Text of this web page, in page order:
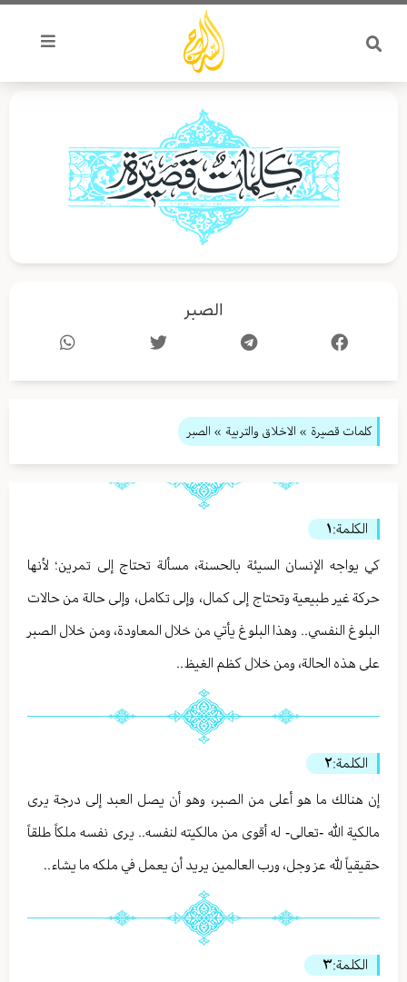
تخطي
المحتوى
الصبر
كلمات قصيرة » الاخلاق والتربية » الصبر
الكلمة:١
كي يواجه الإنسان السيئة بالحسنة، مسألة تحتاج إلى تمرين؛ لأنها
حركة غير طبيعية وتحتاج إلى كمال، وإلى تكامل، وإلى حالة من حالات
البلوغ النفسي.. وهذا البلوغ يأتي من خلال المعاودة، ومن خلال الصبر
على هذه الحالة، ومن خلال كظم الغيظ..
الكلمة:٢
إن هنالك ما هو أعلى من الصبر، وهو أن يصل العبد إلى درجة يرى
مالكية الله -تعالى- له أقوى من مالكيته لنفسه.. يرى نفسه ملكاً طلقاً
حقيقياً لله عز وجل، ورب العالمين يريد أن يعمل في ملكه ما يشاء..
الكلمة:٣